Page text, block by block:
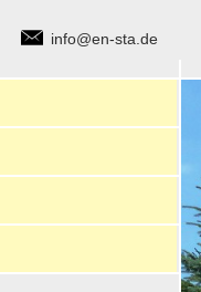
info@en-sta.de